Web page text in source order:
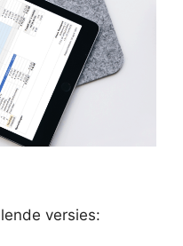
versies: